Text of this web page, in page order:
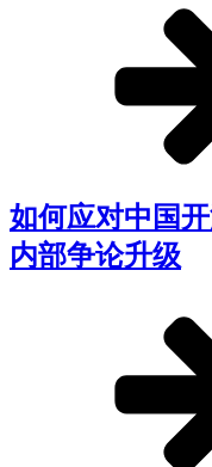
如何应对中国
内部争论升级